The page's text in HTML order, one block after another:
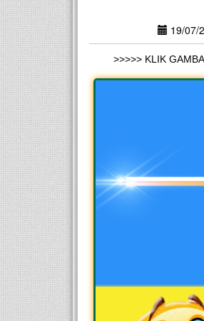
19/07/
>>>>> KLIK